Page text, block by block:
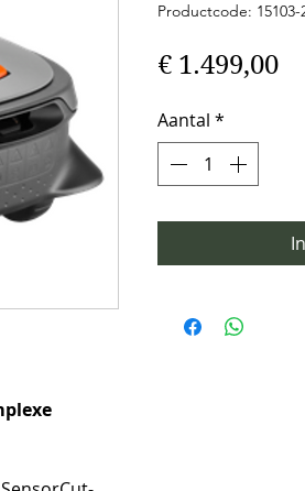
Productcode: 15103-
€ 1.499,00
Aantal *